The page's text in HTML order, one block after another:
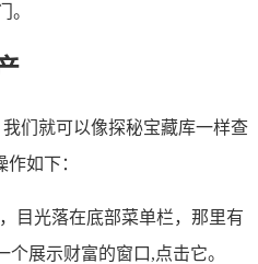
。
们就可以像探秘宝藏库一样查
如下：
目光落在底部菜单栏，那里有
个展示财富的窗口,点击它。